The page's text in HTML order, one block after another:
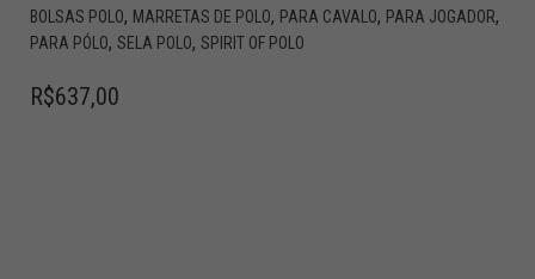
BOLSAS POLO, MARRETAS DE POLO, PARA CAVALO, PARA JOGADOR,
PARA PÓLO, SELA POLO, SPIRIT OF POLO
R$637,00